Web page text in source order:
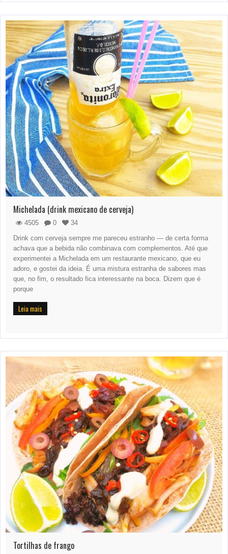
Michelada (drink mexicano de cerveja)
4505 0
34
Drink com cerveja sempre me pareceu estranho — de certa forma
achava que a bebida não combinava com complementos. Até que
experimentei a Michelada em um restaurante mexicano, que eu
adoro, e gostei da ideia. É uma mistura estranha de sabores mas
que, no fim, o resultado fica interessante na boca. Dizem que é
porque
Leia mais
Tortilhas de frango